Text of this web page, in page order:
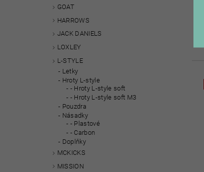
GOAT
HARROWS
JACK DANIELS
LOXLEY
L-STYLE
Letky
Hroty L-style
- Hroty L-style soft
- Hroty L-style soft M3
Pouzdra
Násadky
- Plastové
- Carbon
Doplňky
MCKICKS
MISSION